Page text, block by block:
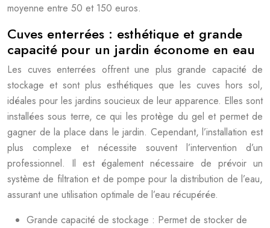
moyenne entre 50 et 150 euros.
Cuves enterrées : esthétique et grande
capacité pour un jardin économe en eau
Les cuves enterrées offrent une plus grande capacité de
stockage et sont plus esthétiques que les cuves hors sol,
idéales pour les jardins soucieux de leur apparence. Elles sont
installées sous terre, ce qui les protège du gel et permet de
gagner de la place dans le jardin. Cependant, l’installation est
plus complexe et nécessite souvent l’intervention d’un
professionnel. Il est également nécessaire de prévoir un
système de filtration et de pompe pour la distribution de l’eau,
assurant une utilisation optimale de l’eau récupérée.
Grande capacité de stockage : Permet de stocker de